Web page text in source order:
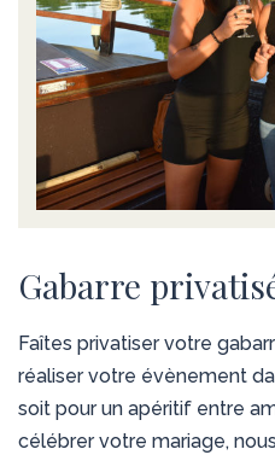
Gabarre
Faîtes privatiser votre
réaliser votre évènement
soit pour un apéritif entre
célébrer votre mariage,